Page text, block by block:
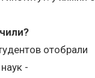
отобрали
-